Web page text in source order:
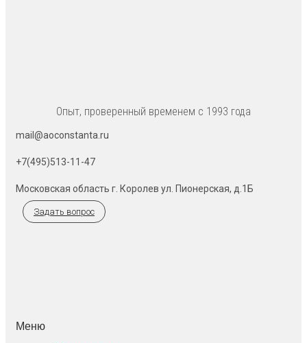
Опыт, проверенный временем с 1993 года
mail@aoconstanta.ru
+7(495)513-11-47
Московская область г. Королев ул. Пионерская, д.1Б
Задать вопрос
Меню